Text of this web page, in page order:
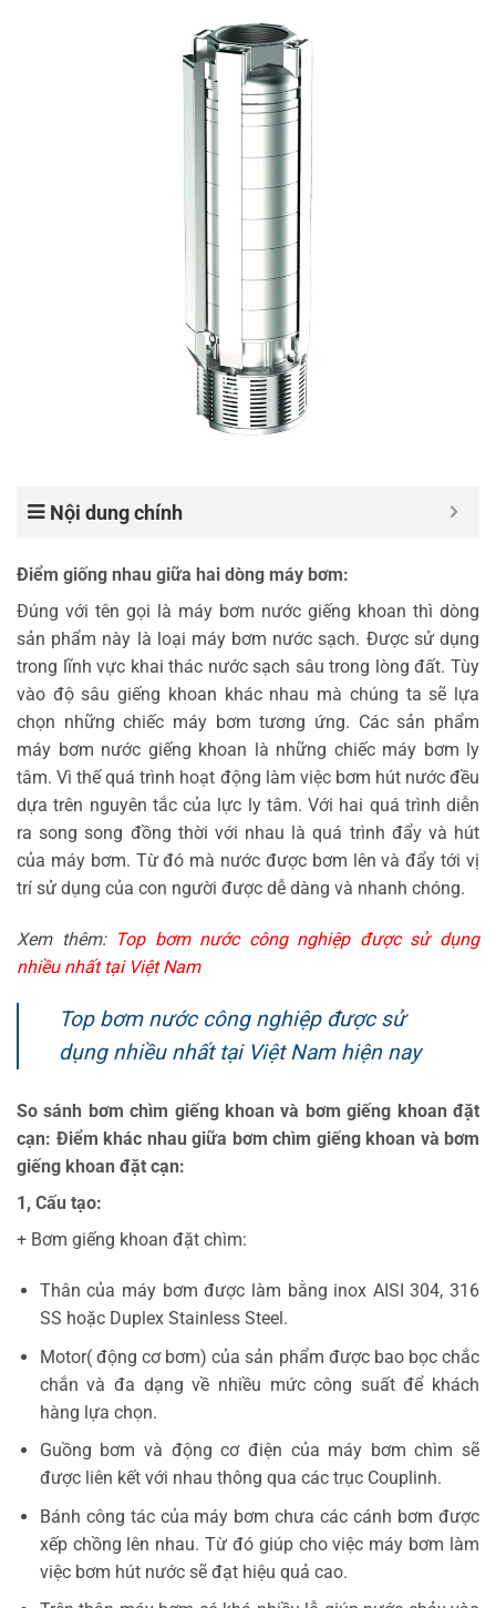
Nội dung chính
Điểm giống nhau giữa hai dòng máy bơm:
Đúng với tên gọi là máy bơm nước giếng khoan thì dòng
sản phẩm này là loại máy bơm nước sạch. Được sử dụng
trong lĩnh vực khai thác nước sạch sâu trong lòng đất. Tùy
vào độ sâu giếng khoan khác nhau mà chúng ta sẽ lựa
chọn những chiếc máy bơm tương ứng. Các sản phẩm
máy bơm nước giếng khoan là những chiếc máy bơm ly
tâm. Vì thế quá trình hoạt động làm việc bơm hút nước đều
dựa trên nguyên tắc của lực ly tâm. Với hai quá trình diễn
ra song song đồng thời với nhau là quá trình đẩy và hút
của máy bơm. Từ đó mà nước được bơm lên và đẩy tới vị
trí sử dụng của con người được dễ dàng và nhanh chóng.
Xem thêm: Top bơm nước công nghiệp được sử dụng
nhiều nhất tại Việt Nam
Top bơm nước công nghiệp được sử
dụng nhiều nhất tại Việt Nam hiện nay
So sánh bơm chìm giếng khoan và bơm giếng khoan đặt
cạn: Điểm khác nhau giữa bơm chìm giếng khoan và bơm
giếng khoan đặt cạn:
1, Cấu tạo:
+ Bơm giếng khoan đặt chìm:
Thân của máy bơm được làm bằng inox AISI 304, 316
SS hoặc Duplex Stainless Steel.
Motor( động cơ bơm) của sản phẩm được bao bọc chắc
chắn và đa dạng về nhiều mức công suất để khách
hàng lựa chọn.
Guồng bơm và động cơ điện của máy bơm chìm sẽ
được liên kết với nhau thông qua các trục Couplinh.
Bánh công tác của máy bơm chưa các cánh bơm được
xếp chồng lên nhau. Từ đó giúp cho việc máy bơm làm
việc bơm hút nước sẽ đạt hiệu quả cao.